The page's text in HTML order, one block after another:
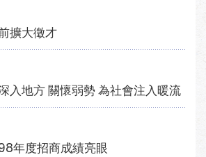
擴大徵才
入地方 關懷弱勢 為社會注入暖流
年度招商成績亮眼